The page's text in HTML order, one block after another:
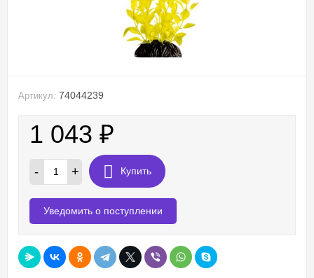
Артикул: 74044239
1 043 ₽
- + Купить
Уведомить о поступлении